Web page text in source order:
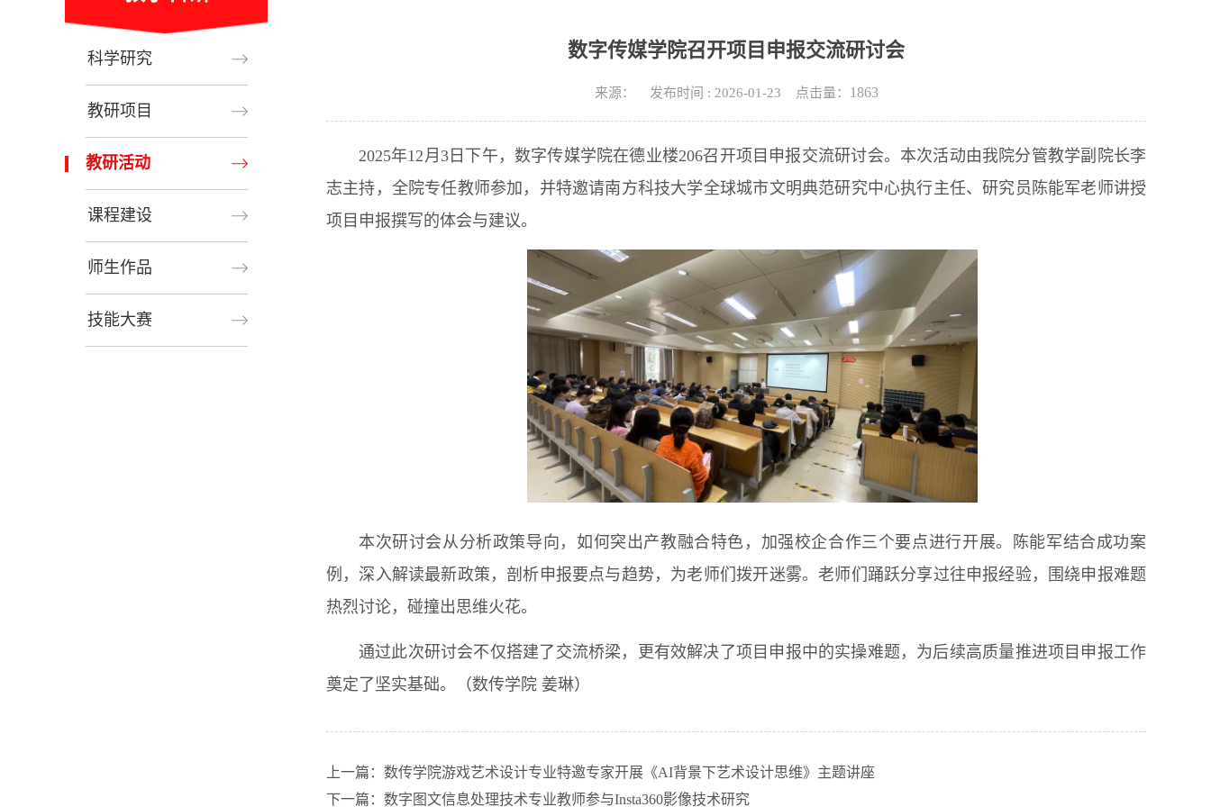
科学研究
教研项目
教研活动
课程建设
师生作品
技能大赛
数字传媒学院召开项目申报交流研讨会
来源： 发布时间 : 2026-01-23 点击量： 1863
2025年12月3日下午，数字传媒学院在德业楼206召开项目申报交流研讨会。本次活动由我院分管教学副院长李
志主持，全院专任教师参加，并特邀请南方科技大学全球城市文明典范研究中心执行主任、研究员陈能军老师讲授
项目申报撰写的体会与建议。
本次研讨会从分析政策导向，如何突出产教融合特色，加强校企合作三个要点进行开展。陈能军结合成功案
例，深入解读最新政策，剖析申报要点与趋势，为老师们拨开迷雾。老师们踊跃分享过往申报经验，围绕申报难题
热烈讨论，碰撞出思维火花。
通过此次研讨会不仅搭建了交流桥梁，更有效解决了项目申报中的实操难题，为后续高质量推进项目申报工作
奠定了坚实基础。（数传学院 姜琳）
上一篇：数传学院游戏艺术设计专业特邀专家开展《AI背景下艺术设计思维》主题讲座
下一篇：数字图文信息处理技术专业教师参与Insta360影像技术研究